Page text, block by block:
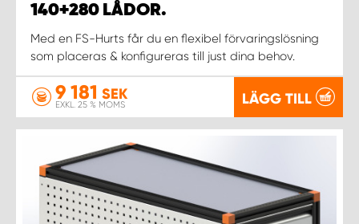
140+280 LÅDOR.
Med en FS-Hurts får du en flexibel förvaringslösning
som placeras & konfigureras till just dina behov.
9 181 SEK
EXKL. 25 % MOMS LÄGG TILL